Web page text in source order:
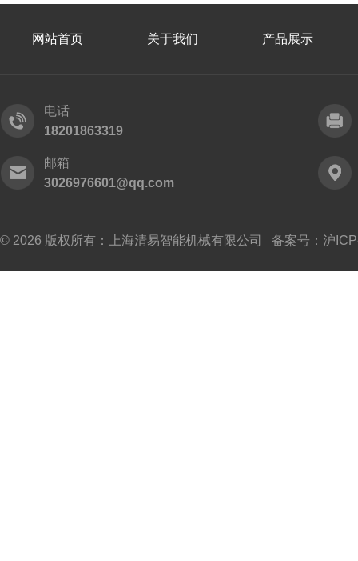
网站首页 关于我们 产品展示
电话
18201863319
邮箱
3026976601@qq.com
© 2026 版权所有：上海清易智能机械有限公司 备案号： 沪